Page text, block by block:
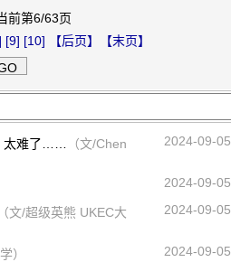
前第6/63页
[9] [10] 【后页】
【末页】
太难了……
（文/Chen
2024-09-05
2024-09-05
（文/超级英熊 UKEC大
2024-09-05
） 2024-09-05